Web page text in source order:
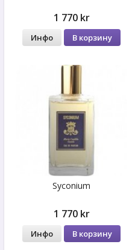
1 770 kr
Инфо В корзину
Syconium
1 770 kr
Инфо В корзину